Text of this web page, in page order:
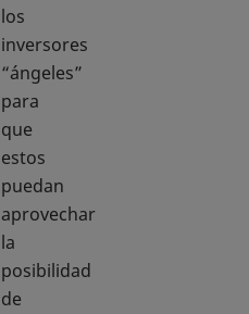
los
inversores
“ángeles”
para
que
estos
puedan
aprovechar
la
posibilidad
de